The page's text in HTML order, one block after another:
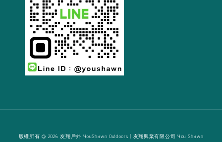
版權所有 © 2026 友翔戶外 YouShawn Outdoors | 友翔興業有限公司 You Shawn